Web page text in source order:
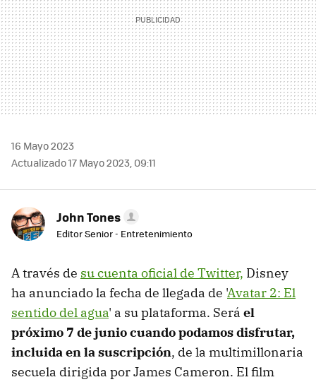
16 Mayo 2023
Actualizado 17 Mayo 2023, 09:11
John Tones
Editor Senior - Entretenimiento
A través de su cuenta oficial de Twitter, Disney
ha anunciado la fecha de llegada de 'Avatar 2: El
sentido del agua' a su plataforma. Será el
próximo 7 de junio cuando podamos disfrutar,
incluida en la suscripción, de la multimillonaria
secuela dirigida por James Cameron. El film